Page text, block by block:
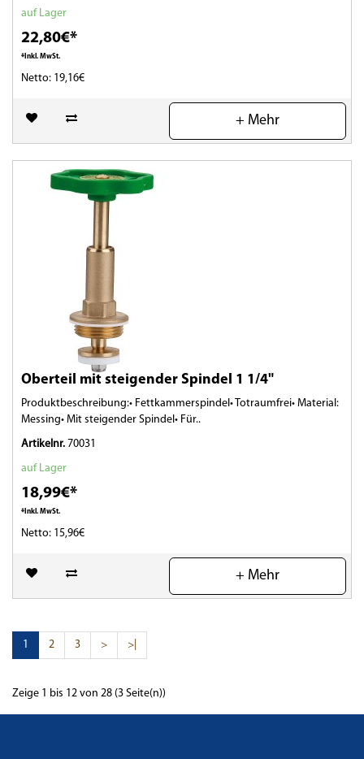
auf Lager
22,80€*
*Inkl. MwSt.
Netto: 19,16€
(0)
+ Mehr
Oberteil mit steigender Spindel 1 1/4"
Produktbeschreibung:• Fettkammerspindel• Totraumfrei• Material:
Messing• Mit steigender Spindel• Für..
Artikelnr. 70031
auf Lager
18,99€*
*Inkl. MwSt.
Netto: 15,96€
(0)
+ Mehr
1 2 3 > >|
Zeige 1 bis 12 von 28 (3 Seite(n))